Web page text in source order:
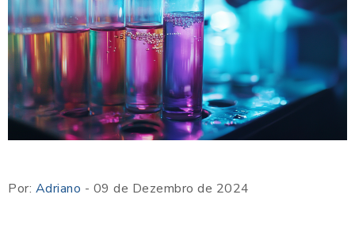
Por: Adriano - 09 de Dezembro de 2024